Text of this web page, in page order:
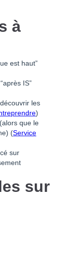
à
est haut”
IS”
les
)
que le
(Service
sur
sur